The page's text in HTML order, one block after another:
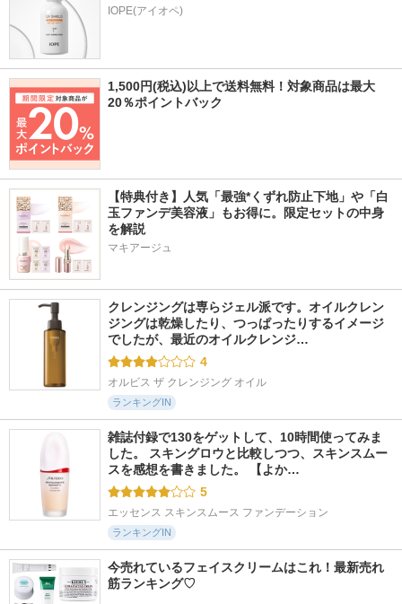
IOPE(アイオペ)
1,500円(税込)以上で送料無料！対象商品は最大
20％ポイントバック
【特典付き】人気「最強*くずれ防止下地」や「白
玉ファンデ美容液」もお得に。限定セットの中身
を解説
マキアージュ
クレンジングは専らジェル派です。オイルクレン
ジングは乾燥したり、つっぱったりするイメージ
でしたが、最近のオイルクレンジ…
4
オルビス ザ クレンジング オイル
ランキングIN
雑誌付録で130をゲットして、10時間使ってみま
した。 スキングロウと比較しつつ、スキンスムー
スを感想を書きました。 【よか…
5
エッセンス スキンスムース ファンデーション
ランキングIN
今売れているフェイスクリームはこれ！最新売れ
筋ランキング♡